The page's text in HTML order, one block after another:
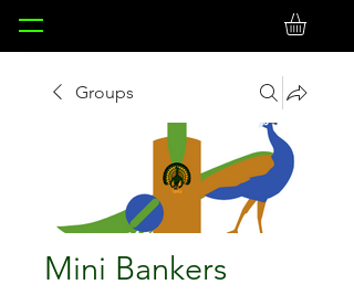
Groups
Mini Bankers